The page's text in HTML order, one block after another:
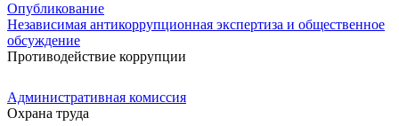
Опубликование
Независимая антикоррупционная экспертиза и общественное
обсуждение
Противодействие коррупции
Административная комиссия
Охрана труда